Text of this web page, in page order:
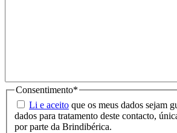
Consentimento*
Li e aceito que os meus dados sejam
dados para tratamento deste contacto,
por parte da Brindibérica.